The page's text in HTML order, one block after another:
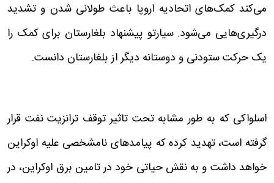
می‌کند کمک‌های اتحادیه اروپا باعث طولانی شدن و تشدید
درگیری‌هایی می‌شود. سیارتو پیشنهاد بلغارستان برای کمک را
یک حرکت ستودنی و دوستانه دیگر از بلغارستان دانست.
اسلواکی که به طور مشابه تحت تاثیر توقف ترانزیت نفت قرار
گرفته است، تهدید کرده که پیامدهای نامشخصی علیه اوکراین
خواهد داشت و به نقش حیاتی خود در تامین برق اوکراین، در